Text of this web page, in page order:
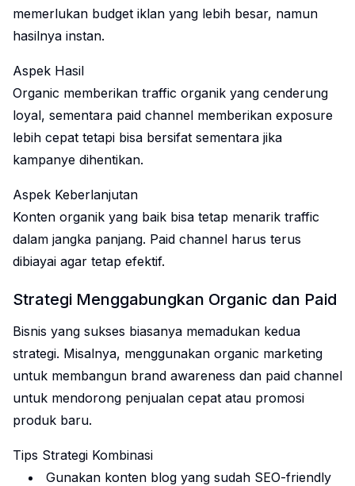
memerlukan budget iklan yang lebih besar, namun
hasilnya instan.
Aspek Hasil
Organic memberikan traffic organik yang cenderung
loyal, sementara paid channel memberikan exposure
lebih cepat tetapi bisa bersifat sementara jika
kampanye dihentikan.
Aspek Keberlanjutan
Konten organik yang baik bisa tetap menarik traffic
dalam jangka panjang. Paid channel harus terus
dibiayai agar tetap efektif.
Strategi Menggabungkan Organic dan Paid
Bisnis yang sukses biasanya memadukan kedua
strategi. Misalnya, menggunakan organic marketing
untuk membangun brand awareness dan paid channel
untuk mendorong penjualan cepat atau promosi
produk baru.
Tips Strategi Kombinasi
Gunakan konten blog yang sudah SEO-friendly